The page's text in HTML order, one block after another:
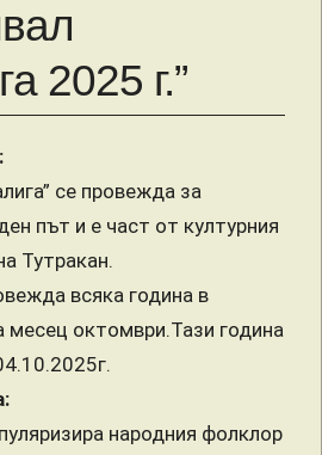
2025 г.”
се провежда за
път и е част от културния
Тутракан.
всяка година в
месец октомври.Тази година
народния фолклор